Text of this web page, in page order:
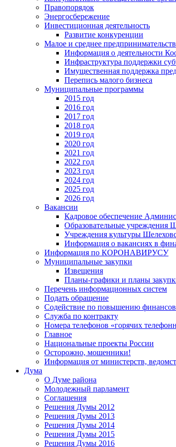
Правопорядок
Энергосбережение
Инвестиционная деятельность
Развитие конкуренции
Малое и среднее
Информация о деятельности
Инфраструктура поддержки
Имущественная поддержка
Перепись малого бизнеса
Муниципальные программы
2015 год
2016 год
2017 год
2018 год
2019 год
2020 год
2021 год
2022 год
2023 год
2024 год
2025 год
2026 год
Вакансии
Кадровое обеспечение
Образовательные учреждения
Учреждения культуры
Информация о вакансиях в
Информация по КОРОНАВИРУСУ
Муниципальные закупки
Извещения
Планы-графики и планы
Перечень информационных систем
Подать обращение
Содействие по повышению
Служба по контракту
Номера телефонов «горячих
Главное
Национальные проекты России
Осторожно, мошенники!
Информация от министерств,
Дума
О Думе района
Молодежный парламент
Соглашения
Решения Думы 2012
Решения Думы 2013
Решения Думы 2014
Решения Думы 2015
Решения Думы 2016